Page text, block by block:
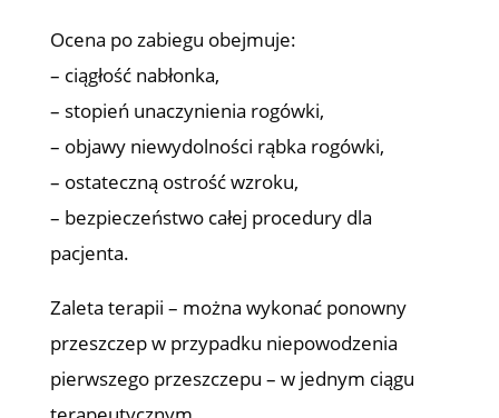
Ocena po zabiegu obejmuje:
– ciągłość nabłonka,
– stopień unaczynienia rogówki,
– objawy niewydolności rąbka rogówki,
– ostateczną ostrość wzroku,
– bezpieczeństwo całej procedury dla
pacjenta.
Zaleta terapii – można wykonać ponowny
przeszczep w przypadku niepowodzenia
pierwszego przeszczepu – w jednym ciągu